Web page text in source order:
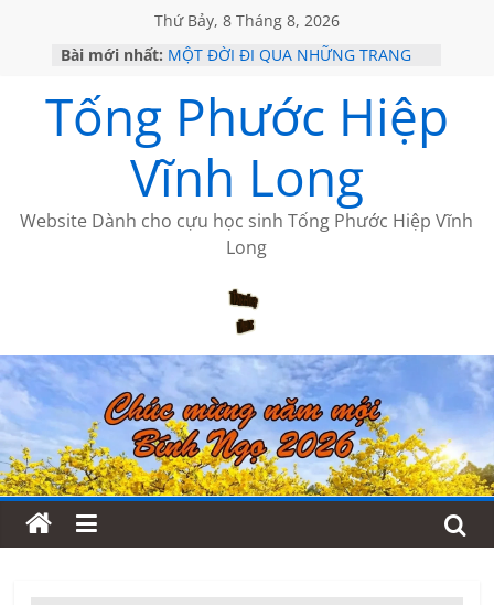
Thứ Bảy, 8 Tháng 8, 2026
Bài mới nhất: MỘT ĐỜI ĐI QUA NHỮNG TRANG
KHÔNG ĐỀ 19 CỦA THÁI LÃO
CHÙM THƠ CỦA BÍCH HÀ
GIÃ TỪ ĐÀ LẠT của ANTH ĐOÀN
HỌC SỬ HỒI XƯA
Tống Phước Hiệp
Vĩnh Long
Website Dành cho cựu học sinh Tống Phước Hiệp Vĩnh
Long